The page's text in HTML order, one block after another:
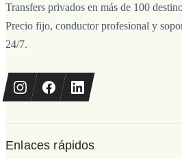
Transfers privados en más de 100
Precio fijo, conductor profesional y
24/7.
Enlaces rápidos